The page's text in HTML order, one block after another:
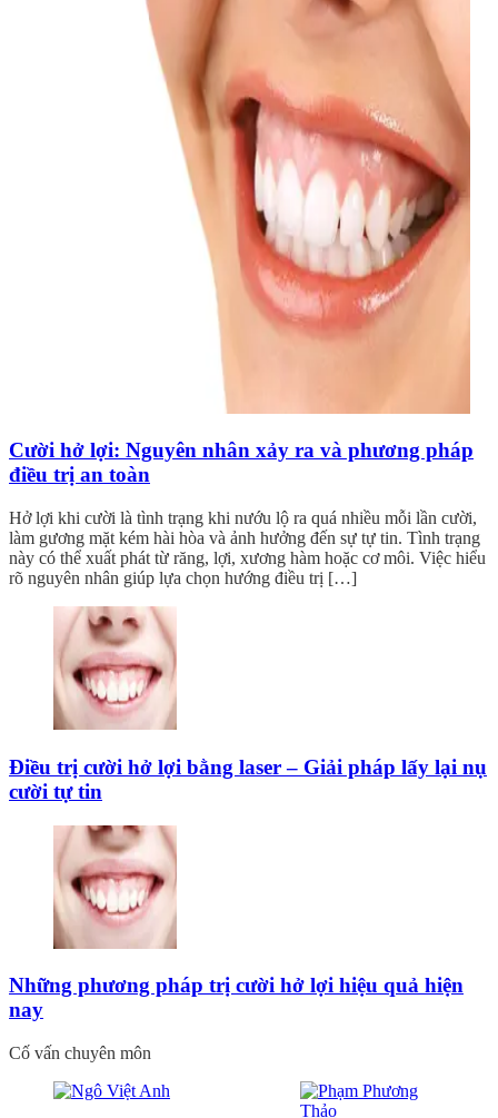
Cười hở lợi: Nguyên nhân xảy ra và phương pháp
điều trị an toàn
Hở lợi khi cười là tình trạng khi nướu lộ ra quá nhiều mỗi lần cười,
làm gương mặt kém hài hòa và ảnh hưởng đến sự tự tin. Tình trạng
này có thể xuất phát từ răng, lợi, xương hàm hoặc cơ môi. Việc hiểu
rõ nguyên nhân giúp lựa chọn hướng điều trị […]
Điều trị cười hở lợi bằng laser – Giải pháp lấy lại nụ
cười tự tin
Những phương pháp trị cười hở lợi hiệu quả hiện
nay
Cố vấn chuyên môn